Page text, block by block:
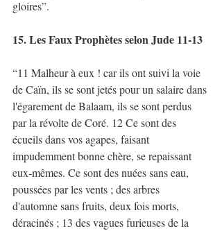
gloires”.
15. Les Faux Prophètes selon Jude 11-13
“11 Malheur à eux ! car ils ont suivi la voie
de Caïn, ils se sont jetés pour un salaire dans
l'égarement de Balaam, ils se sont perdus
par la révolte de Coré. 12 Ce sont des
écueils dans vos agapes, faisant
impudemment bonne chère, se repaissant
eux-mêmes. Ce sont des nuées sans eau,
poussées par les vents ; des arbres
d'automne sans fruits, deux fois morts,
déracinés ; 13 des vagues furieuses de la